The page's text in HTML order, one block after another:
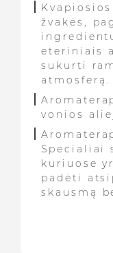
žvakės,
eteriniais
sukurti
atmosferą.
vonios
Specialiai
kuriuose
padėti
skausmą